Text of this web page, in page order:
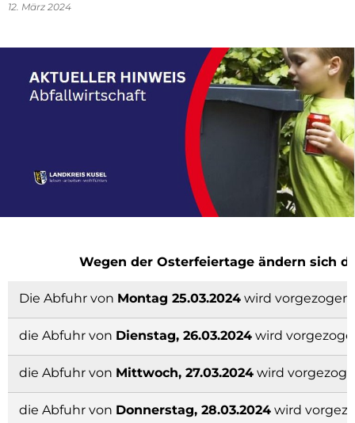
12. März 2024
Wegen der Osterfeiertage ändern sich
Die Abfuhr von Montag 25.03.2024 wird
die Abfuhr von Dienstag, 26.03.2024 wird
die Abfuhr von Mittwoch, 27.03.2024 wird
die Abfuhr von Donnerstag, 28.03.2024 wird